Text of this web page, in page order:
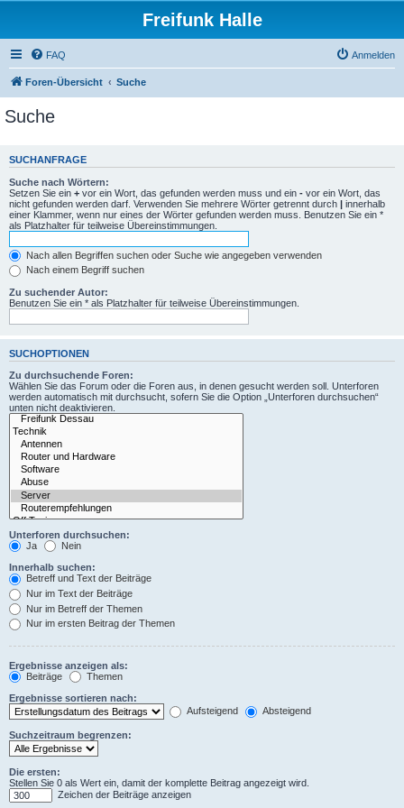
Freifunk Halle
FAQ Anmelden
Foren-Übersicht Suche
Suche
SUCHANFRAGE
Suche nach Wörtern:
Setzen Sie ein + vor ein Wort, das gefunden werden muss und ein - vor ein Wort, das
nicht gefunden werden darf. Verwenden Sie mehrere Wörter getrennt durch | innerhalb
einer Klammer, wenn nur eines der Wörter gefunden werden muss. Benutzen Sie ein *
als Platzhalter für teilweise Übereinstimmungen.
Nach allen Begriffen suchen oder Suche wie angegeben verwenden
Nach einem Begriff suchen
Zu suchender Autor:
Benutzen Sie ein * als Platzhalter für teilweise Übereinstimmungen.
SUCHOPTIONEN
Zu durchsuchende Foren:
Wählen Sie das Forum oder die Foren aus, in denen gesucht werden soll. Unterforen
werden automatisch mit durchsucht, sofern Sie die Option „Unterforen durchsuchen“
unten nicht deaktivieren.
Unterforen durchsuchen:
Ja
Nein
Innerhalb suchen:
Betreff und Text der Beiträge
Nur im Text der Beiträge
Nur im Betreff der Themen
Nur im ersten Beitrag der Themen
Ergebnisse anzeigen als:
Beiträge
Themen
Ergebnisse sortieren nach:
Aufsteigend
Absteigend
Suchzeitraum begrenzen:
Die ersten:
Stellen Sie 0 als Wert ein, damit der komplette Beitrag angezeigt wird.
Zeichen der Beiträge anzeigen